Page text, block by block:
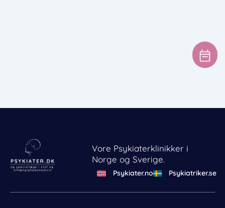
Vore Psykiaterklinikker i
Norge og Sverige.
Psykiater.no Psykiatriker.se